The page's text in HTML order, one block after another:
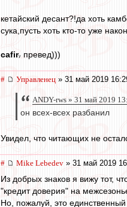
кетайский десант?!да хоть
сука,пусть хоть кто-то уже
cafirу превед)))
# Управленец » 31 май 2019
ANDY-rws » 31 май 2019
он всех-всех разбанил
Увидел, что читающих не
# Mike Lebedev » 31 май 2019
Из добрых знаков я вижу тот,
"кредит доверия" на
Но, пожалуй, это